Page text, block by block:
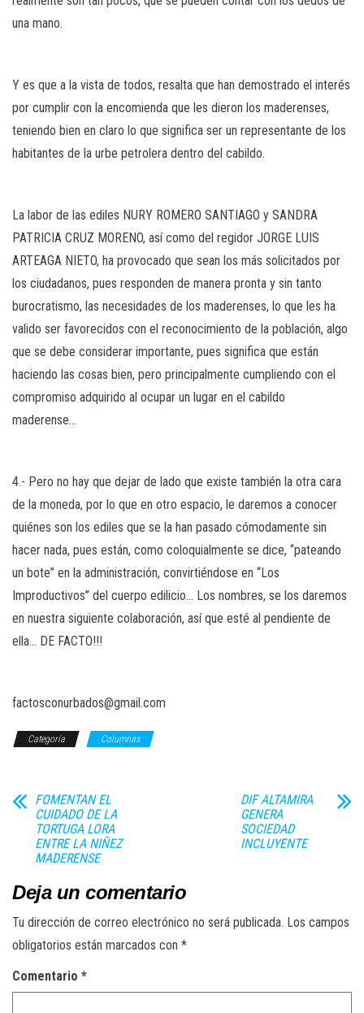
una mano.
Y es que a la vista de todos, resalta que han demostrado el interés
por cumplir con la encomienda que les dieron los maderenses,
teniendo bien en claro lo que significa ser un representante de los
habitantes de la urbe petrolera dentro del cabildo.
La labor de las ediles NURY ROMERO SANTIAGO y SANDRA
PATRICIA CRUZ MORENO, así como del regidor JORGE LUIS
ARTEAGA NIETO, ha provocado que sean los más solicitados por
los ciudadanos, pues responden de manera pronta y sin tanto
burocratismo, las necesidades de los maderenses, lo que les ha
valido ser favorecidos con el reconocimiento de la población, algo
que se debe considerar importante, pues significa que están
haciendo las cosas bien, pero principalmente cumpliendo con el
compromiso adquirido al ocupar un lugar en el cabildo
maderense…
4.- Pero no hay que dejar de lado que existe también la otra cara
de la moneda, por lo que en otro espacio, le daremos a conocer
quiénes son los ediles que se la han pasado cómodamente sin
hacer nada, pues están, como coloquialmente se dice, “pateando
un bote” en la administración, convirtiéndose en “Los
Improductivos” del cuerpo edilicio… Los nombres, se los daremos
en nuestra siguiente colaboración, así que esté al pendiente de
ella… DE FACTO!!!
factosconurbados@gmail.com
Categoría Columnas
FOMENTAN EL
CUIDADO DE LA
TORTUGA LORA
ENTRE LA NIÑEZ
MADERENSE
DIF ALTAMIRA
GENERA
SOCIEDAD
INCLUYENTE
Deja un comentario
Tu dirección de correo electrónico no será publicada. Los campos
obligatorios están marcados con *
Comentario *